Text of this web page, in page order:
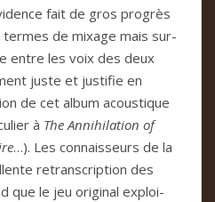
fait de gros pro­grès
ter­mes de mixage mais sur­
entre les voix des deux
juste et jus­ti­fie en
de cet album acous­ti­que
à The Anni­hi­la­tion of
…). Les con­nais­seurs de la
retrans­crip­tion des
que le jeu ori­gi­nal exploi­